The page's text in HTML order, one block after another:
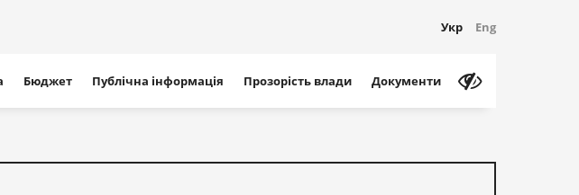
Укр Eng
Бюджет Публічна інформація Прозорість влади Документи